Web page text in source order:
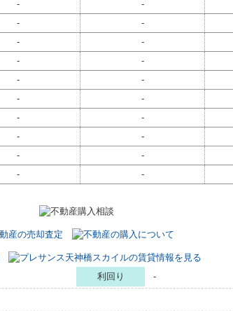
-
-
-
-
-
-
-
-
-
-
-
-
-
-
-
-
-
-
- -
利回り -